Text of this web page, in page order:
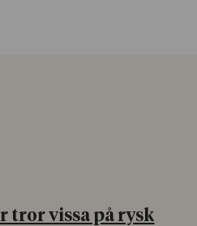
tror vissa på rysk